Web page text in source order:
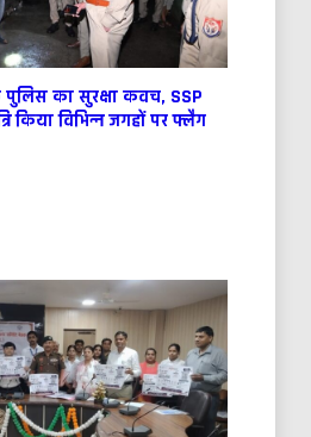
पुलिस का सुरक्षा कवच, SSP
किया विभिन्न जगहों पर फ्लैग